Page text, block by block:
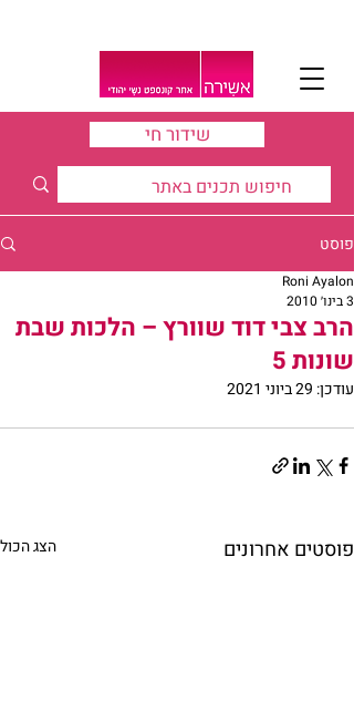
שידור חי
פוסט
הרב צבי דוד שוורץ – הלכות שבת
שונות 5
Roni Ayalon
3 בינו׳ 2010
עודכן: 29 ביוני 2021
פוסטים אחרונים הצג הכול